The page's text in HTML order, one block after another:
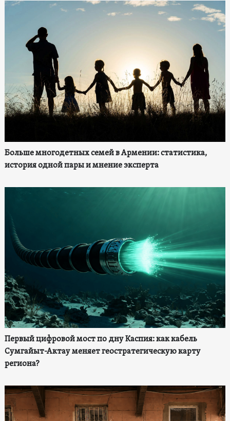
Больше многодетных семей в Армении: статистика,
история одной пары и мнение эксперта
Первый цифровой мост по дну Каспия: как кабель
Сумгайыт-Актау меняет геостратегическую карту
региона?